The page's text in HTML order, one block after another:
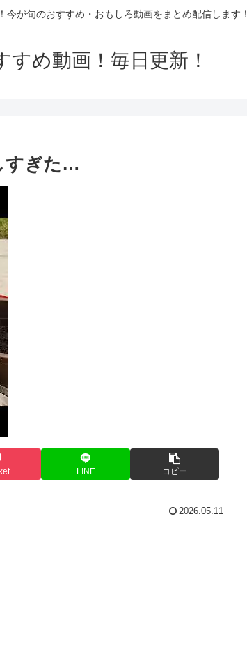
今が旬のおすすめ・おもしろ動画をまとめ配信します！
すめ動画！毎日更新！
すぎた…
LINE コピー
2026.05.11